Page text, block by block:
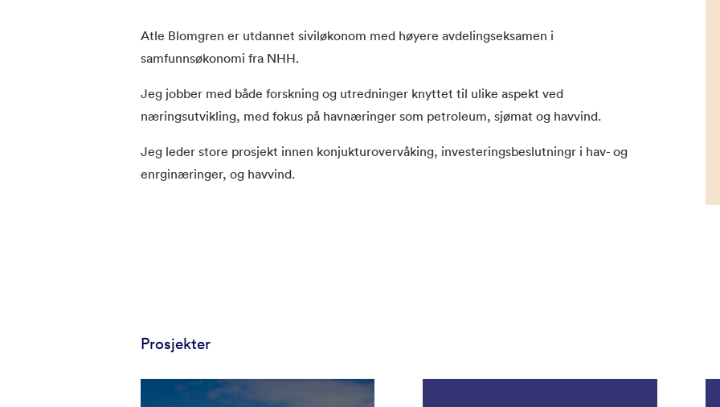
Atle Blomgren er utdannet siviløkonom med høyere avdelingseksamen i
samfunnsøkonomi fra NHH.
Jeg jobber med både forskning og utredninger knyttet til ulike aspekt ved
næringsutvikling, med fokus på havnæringer som petroleum, sjømat og havvind.
Jeg leder store prosjekt innen konjukturovervåking, investeringsbeslutningr i hav- og
enrginæringer, og havvind.
Prosjekter